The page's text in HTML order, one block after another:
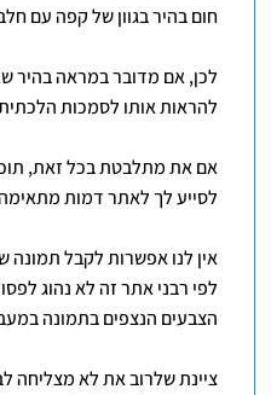
חום בהיר בגוון של קפה עם
לכן, אם מדובר במראה בהיר
להראות אותו לסמכות
אם את מתלבטת בכל זאת,
לסייע לך לאתר דמות
אין לנו אפשרות לקבל
לפי רבני אתר זה לא נהוג
הצבעים הנצפים בתמונה